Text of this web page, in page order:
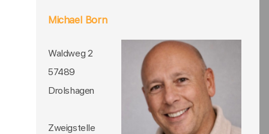
Michael Born
Waldweg 2
57489
Drolshagen
Zweigstelle